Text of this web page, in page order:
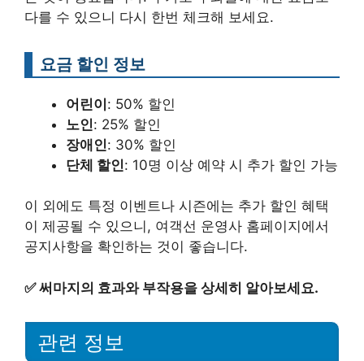
다를 수 있으니 다시 한번 체크해 보세요.
요금 할인 정보
어린이: 50% 할인
노인: 25% 할인
장애인: 30% 할인
단체 할인: 10명 이상 예약 시 추가 할인 가능
이 외에도 특정 이벤트나 시즌에는 추가 할인 혜택
이 제공될 수 있으니, 여객선 운영사 홈페이지에서
공지사항을 확인하는 것이 좋습니다.
✅써마지의 효과와 부작용을 상세히 알아보세요.
관련 정보